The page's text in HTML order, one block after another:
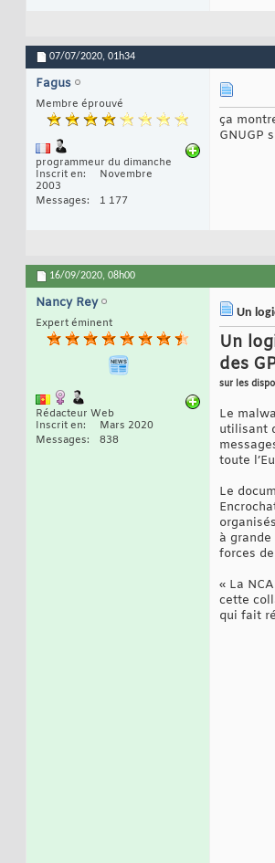
07/07/2020, 01h34
Fagus
Membre éprouvé
programmeur du dimanche
Inscrit en
Novembre
2003
Messages
1 177
ça
GNUGP
16/09/2020, 08h00
Nancy Rey
Expert éminent
Rédacteur Web
Inscrit en
Mars 2020
Messages
838
Un
Un
des
sur les
Le
utilisant
toute
Le
à
forces
« La
cette
qui fait